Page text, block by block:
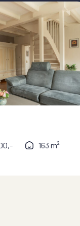
163 m²